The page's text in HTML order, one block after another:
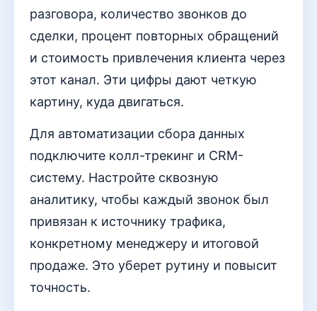
разговора, количество звонков до
сделки, процент повторных обращений
и стоимость привлечения клиента через
этот канал. Эти цифры дают четкую
картину, куда двигаться.
Для автоматизации сбора данных
подключите колл-трекинг и CRM-
систему. Настройте сквозную
аналитику, чтобы каждый звонок был
привязан к источнику трафика,
конкретному менеджеру и итоговой
продаже. Это уберет рутину и повысит
точность.